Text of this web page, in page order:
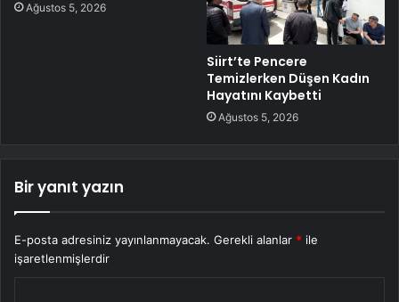
Ağustos 5, 2026
Siirt’te Pencere
Temizlerken Düşen Kadın
Hayatını Kaybetti
Ağustos 5, 2026
Bir yanıt yazın
E-posta adresiniz yayınlanmayacak. Gerekli alanlar * ile
işaretlenmişlerdir